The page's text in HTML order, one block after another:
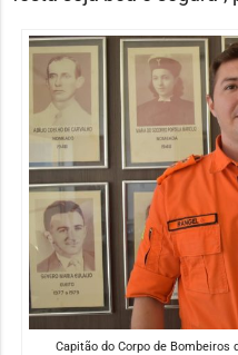
Capitão do Corpo de Bombeiros